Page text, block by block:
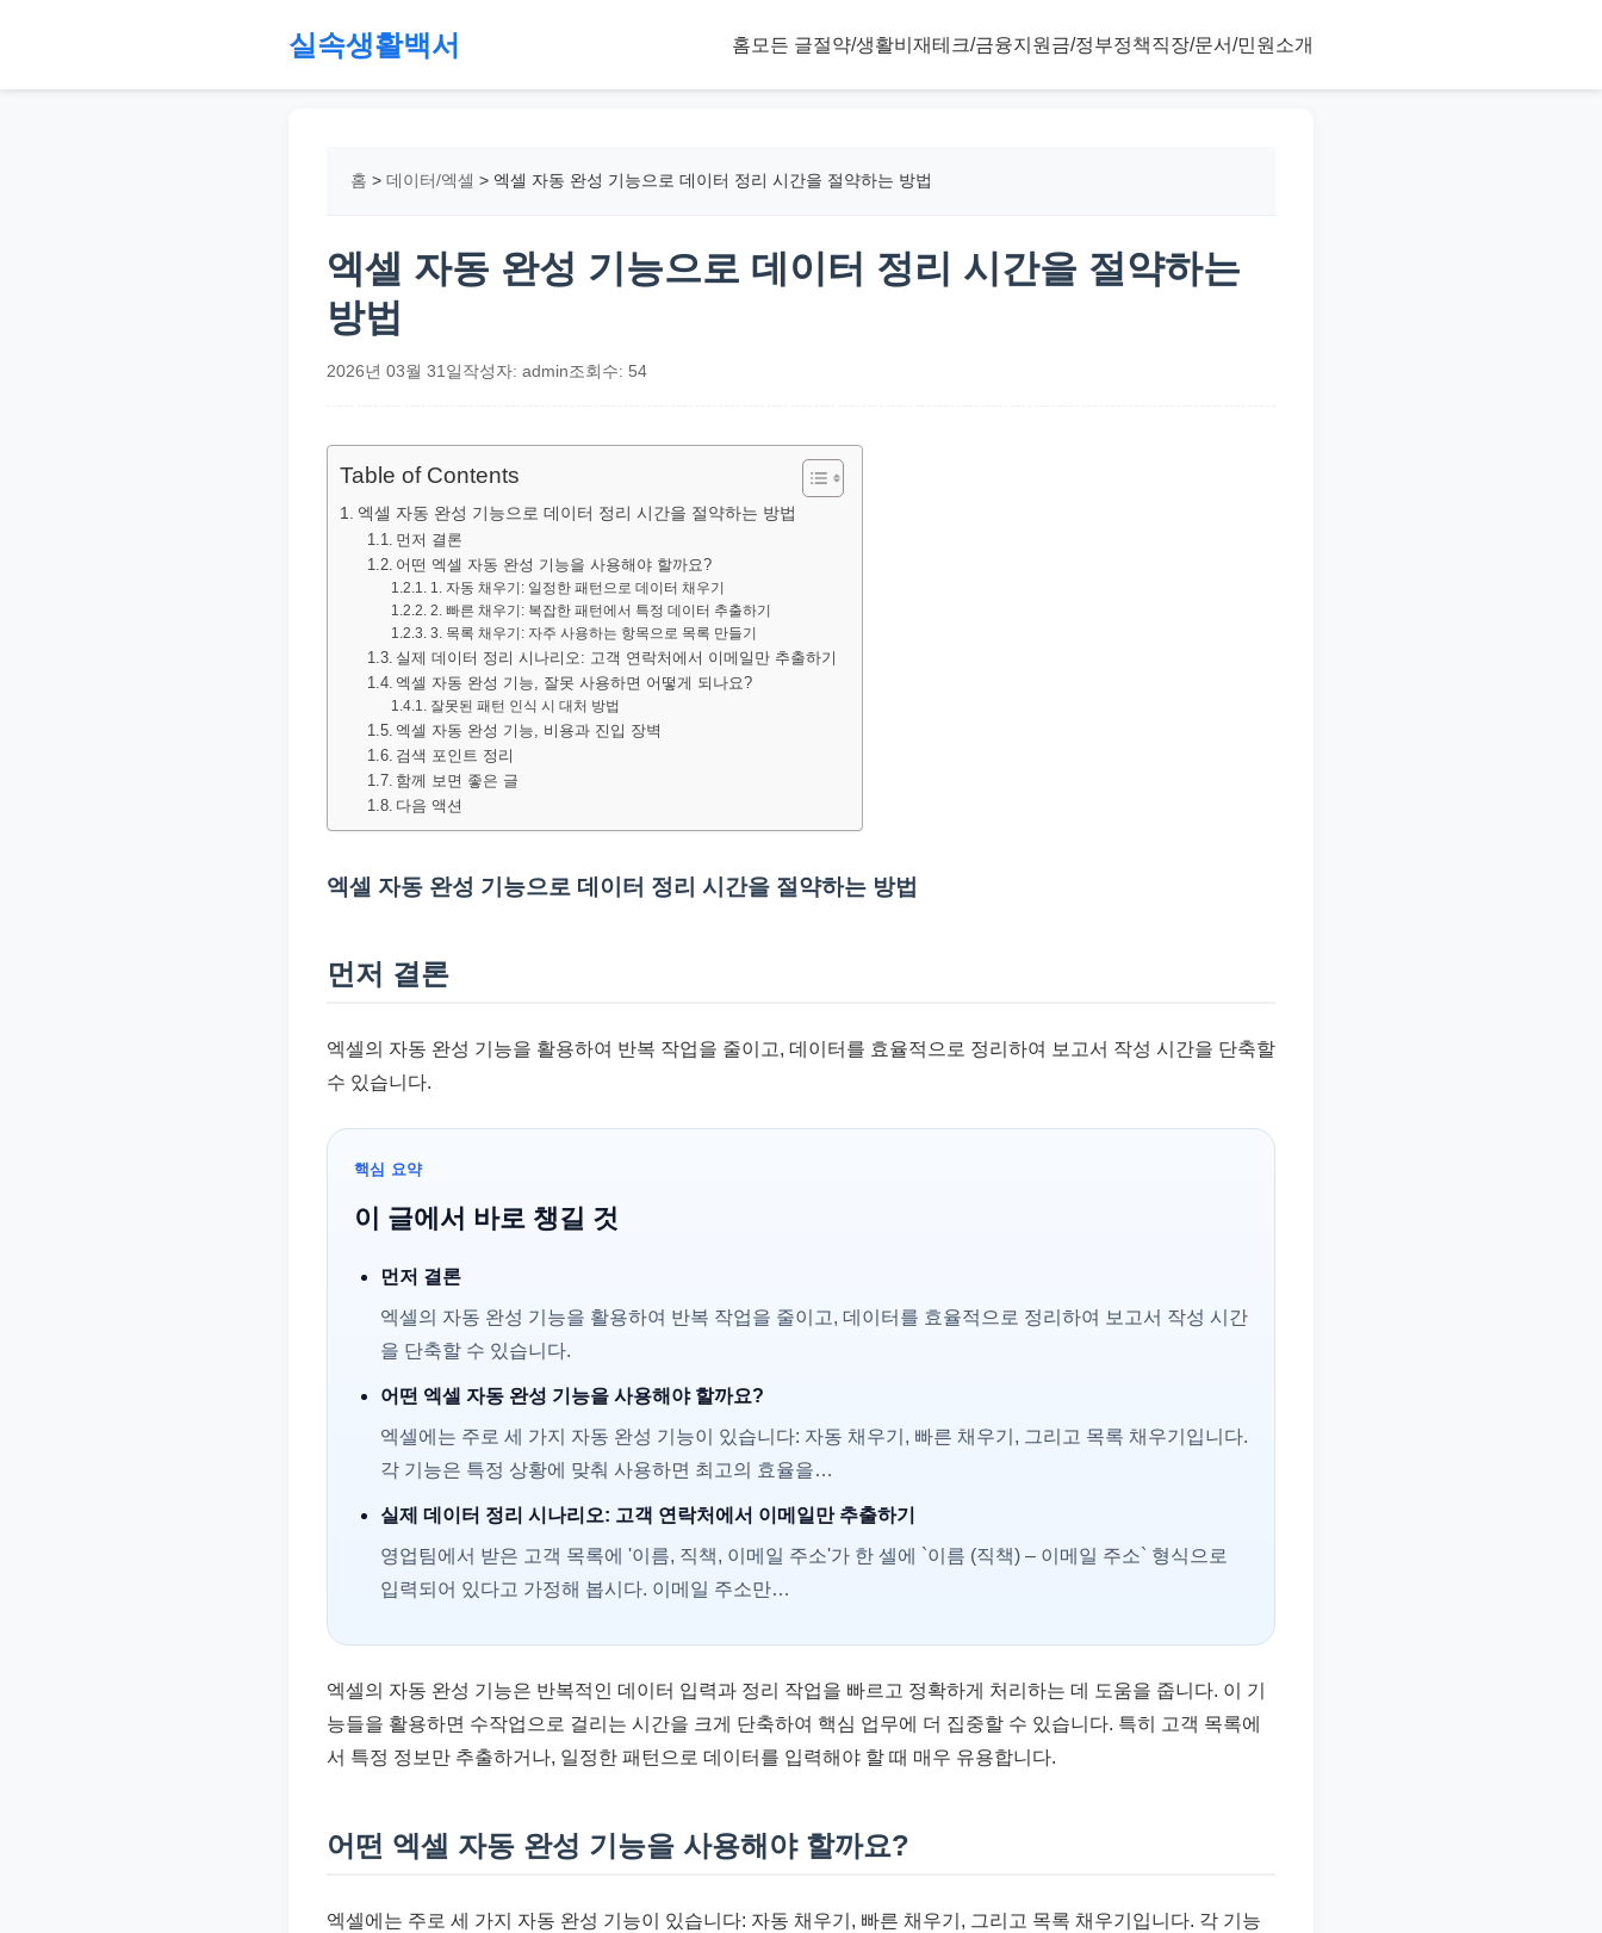
실속생활백서
절
홈 모든 글절약/생활비 재테크/금융지원금/정부정책직장/문서/민원 소개
홈 > 데이터/엑셀 > 엑셀 자동 완성 기능으로 데이터 정리 시간을 절약하는 방법
엑셀 자동 완성 기능으로 데이터 정리 시간을 절약하는
방법
2026년 03월 31일작성자: admin조회수: 54
Table of Contents
엑셀 자동 완성 기능으로 데이터 정리 시간을 절약하는 방법
먼저 결론
어떤 엑셀 자동 완성 기능을 사용해야 할까요?
1. 자동 채우기: 일정한 패턴으로 데이터 채우기
2. 빠른 채우기: 복잡한 패턴에서 특정 데이터 추출하기
3. 목록 채우기: 자주 사용하는 항목으로 목록 만들기
실제 데이터 정리 시나리오: 고객 연락처에서 이메일만 추출하기
엑셀 자동 완성 기능, 잘못 사용하면 어떻게 되나요?
잘못된 패턴 인식 시 대처 방법
엑셀 자동 완성 기능, 비용과 진입 장벽
검색 포인트 정리
함께 보면 좋은 글
다음 액션
엑셀 자동 완성 기능으로 데이터 정리 시간을 절약하는 방법
먼저 결론
엑셀의 자동 완성 기능을 활용하여 반복 작업을 줄이고, 데이터를 효율적으로 정리하여 보고서 작성 시간을 단축할
수 있습니다.
핵심 요약
이 글에서 바로 챙길 것
먼저 결론
엑셀의 자동 완성 기능을 활용하여 반복 작업을 줄이고, 데이터를 효율적으로 정리하여 보고서 작성 시간
을 단축할 수 있습니다.
어떤 엑셀 자동 완성 기능을 사용해야 할까요?
엑셀에는 주로 세 가지 자동 완성 기능이 있습니다: 자동 채우기, 빠른 채우기, 그리고 목록 채우기입니다.
각 기능은 특정 상황에 맞춰 사용하면 최고의 효율을…
실제 데이터 정리 시나리오: 고객 연락처에서 이메일만 추출하기
영업팀에서 받은 고객 목록에 '이름, 직책, 이메일 주소'가 한 셀에 `이름 (직책) – 이메일 주소` 형식으로
입력되어 있다고 가정해 봅시다. 이메일 주소만…
엑셀의 자동 완성 기능은 반복적인 데이터 입력과 정리 작업을 빠르고 정확하게 처리하는 데 도움을 줍니다. 이 기
능들을 활용하면 수작업으로 걸리는 시간을 크게 단축하여 핵심 업무에 더 집중할 수 있습니다. 특히 고객 목록에
서 특정 정보만 추출하거나, 일정한 패턴으로 데이터를 입력해야 할 때 매우 유용합니다.
어떤 엑셀 자동 완성 기능을 사용해야 할까요?
엑셀에는 주로 세 가지 자동 완성 기능이 있습니다: 자동 채우기, 빠른 채우기, 그리고 목록 채우기입니다. 각 기능